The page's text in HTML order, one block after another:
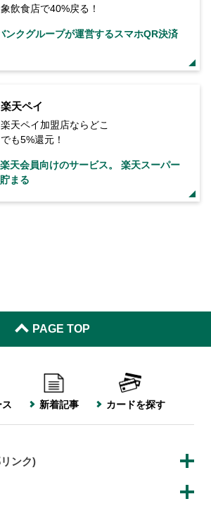
象飲食店で40%戻る！
ンクグループが運営するスマホQR決済
楽天ペイ
楽天ペイ加盟店ならどこ
でも5%還元！
天会員向けのサービス。 楽天スーパー
まる
PAGE TOP
新着記事 カードを探す
ンク)